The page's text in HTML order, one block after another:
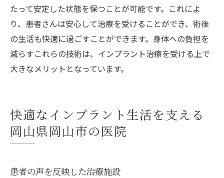
たって安定した状態を保つことが可能です。これによ
り、患者さんは安心して治療を受けることができ、術後
の生活も快適に過ごすことができます。身体への負担を
減らすこれらの技術は、インプラント治療を受ける上で
大きなメリットとなっています。
快適なインプラント生活を支える
岡山県岡山市の医院
患者の声を反映した治療施設